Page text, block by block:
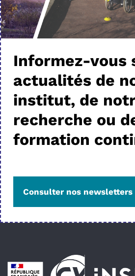
Informez-vous
actualités de
institut, de
recherche ou
formation
Consulter nos newsletters
Pied de page